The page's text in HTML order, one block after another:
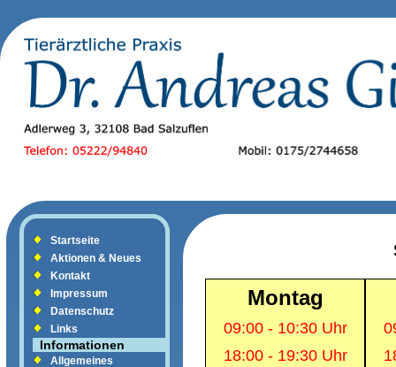
Startseite
Aktionen & Neues
Kontakt
Impressum
Datenschutz
Links
Informationen
Allgemeines
Montag
09:00 - 10:30 Uhr
18:00 - 19:30 Uhr